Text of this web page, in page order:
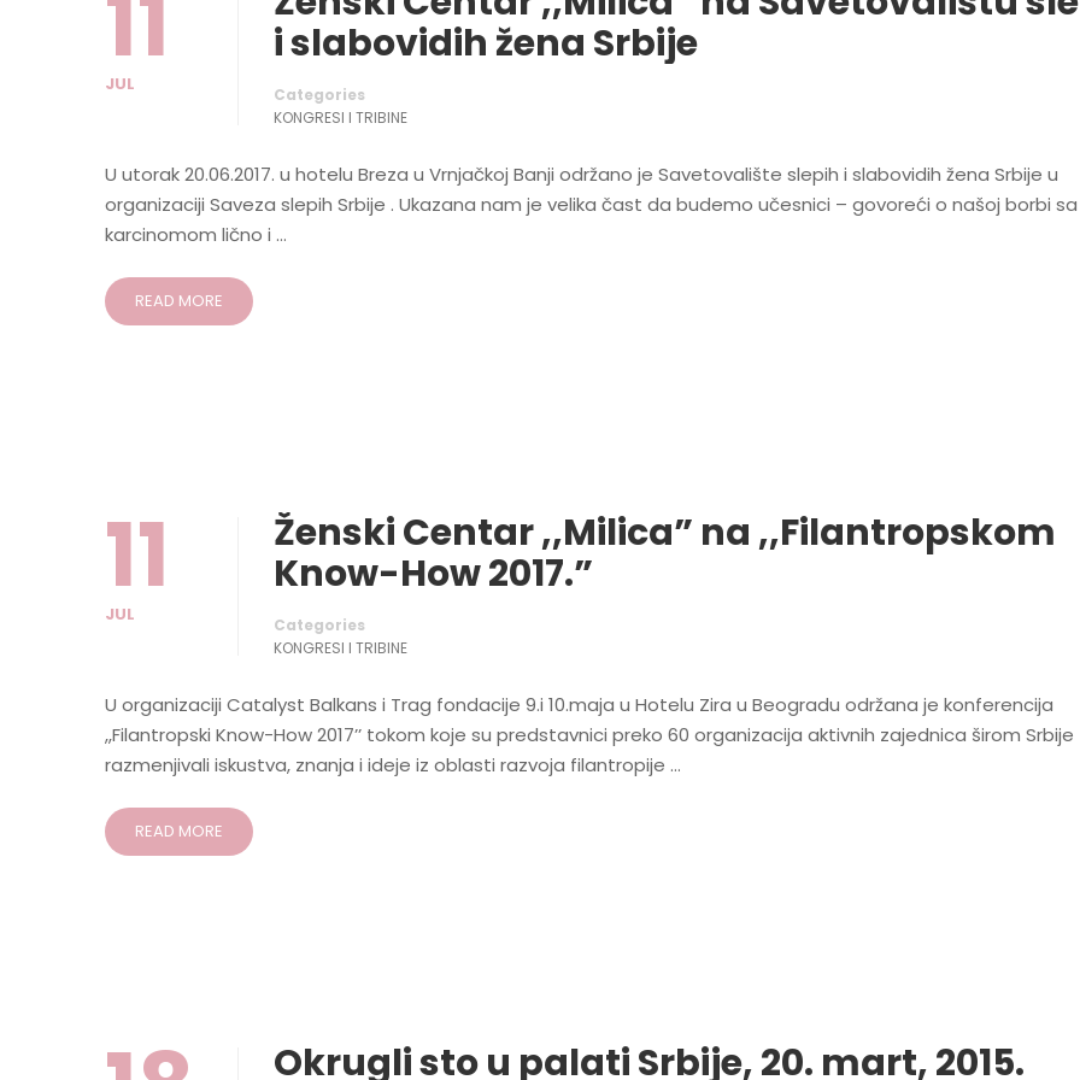
11
JUL
i slabovidih žena Srbije
Categories
KONGRESI I TRIBINE
U utorak 20.06.2017. u hotelu Breza u Vrnjačkoj Banji održano je Savetovalište slepih i slabovidih žena Srbije u
organizaciji Saveza slepih Srbije . Ukazana nam je velika čast da budemo učesnici – govoreći o našoj borbi sa
karcinomom lično i …
READ MORE
11
JUL
Ženski Centar ,,Milica” na ,,Filantropskom
Know-How 2017.”
Categories
KONGRESI I TRIBINE
U organizaciji Catalyst Balkans i Trag fondacije 9.i 10.maja u Hotelu Zira u Beogradu održana je konferencija
,,Filantropski Know-How 2017’’ tokom koje su predstavnici preko 60 organizacija aktivnih zajednica širom Srbije
razmenjivali iskustva, znanja i ideje iz oblasti razvoja filantropije …
READ MORE
Okrugli sto u palati Srbije, 20. mart, 2015.